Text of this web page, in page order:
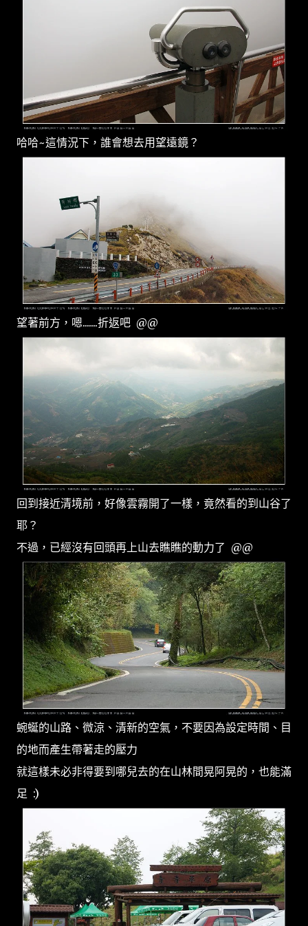
哈哈~這情況下，誰會想去用望遠鏡？
望著前方，嗯.......折返吧 @@
回到接近清境前，好像雲霧開了一樣，竟然看的到山谷了
耶？
不過，已經沒有回頭再上山去瞧瞧的動力了 @@
蜿蜒的山路、微涼、清新的空氣，不要因為設定時間、目
的地而產生帶著走的壓力
就這樣未必非得要到哪兒去的在山林間晃阿晃的，也能滿
足 :)